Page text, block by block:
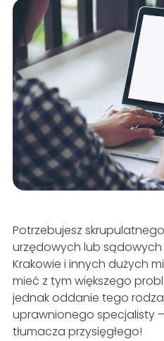
Potrzebujesz
urzędowych lub
Krakowie i innych dużych
mieć z tym większego
jednak oddanie tego
uprawnionego specjalisty
tłumacza przysięgłego!